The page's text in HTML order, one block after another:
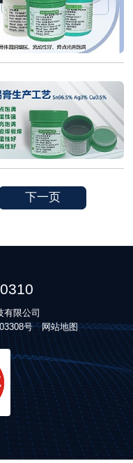
下一页
有限公司
号 网站地图